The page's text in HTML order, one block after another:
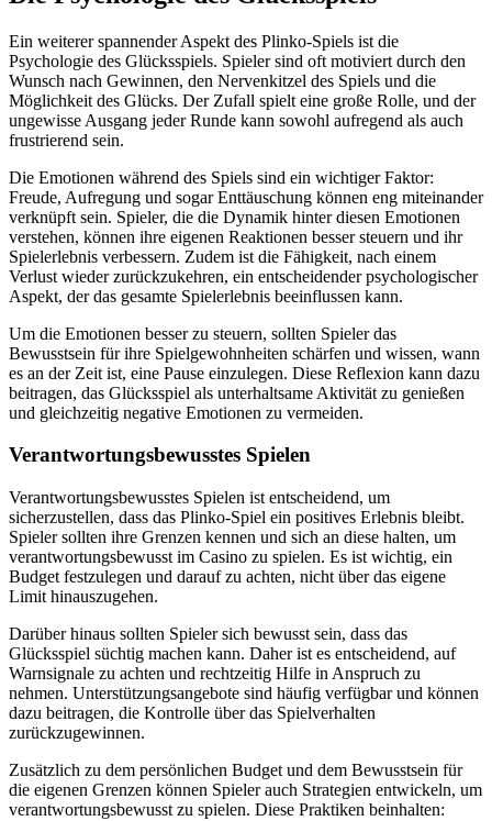
Ein weiterer spannender Aspekt des Plinko-Spiels ist die
Psychologie des Glücksspiels. Spieler sind oft motiviert durch den
Wunsch nach Gewinnen, den Nervenkitzel des Spiels und die
Möglichkeit des Glücks. Der Zufall spielt eine große Rolle, und der
ungewisse Ausgang jeder Runde kann sowohl aufregend als auch
frustrierend sein.
Die Emotionen während des Spiels sind ein wichtiger Faktor:
Freude, Aufregung und sogar Enttäuschung können eng miteinander
verknüpft sein. Spieler, die die Dynamik hinter diesen Emotionen
verstehen, können ihre eigenen Reaktionen besser steuern und ihr
Spielerlebnis verbessern. Zudem ist die Fähigkeit, nach einem
Verlust wieder zurückzukehren, ein entscheidender psychologischer
Aspekt, der das gesamte Spielerlebnis beeinflussen kann.
Um die Emotionen besser zu steuern, sollten Spieler das
Bewusstsein für ihre Spielgewohnheiten schärfen und wissen, wann
es an der Zeit ist, eine Pause einzulegen. Diese Reflexion kann dazu
beitragen, das Glücksspiel als unterhaltsame Aktivität zu genießen
und gleichzeitig negative Emotionen zu vermeiden.
Verantwortungsbewusstes Spielen
Verantwortungsbewusstes Spielen ist entscheidend, um
sicherzustellen, dass das Plinko-Spiel ein positives Erlebnis bleibt.
Spieler sollten ihre Grenzen kennen und sich an diese halten, um
verantwortungsbewusst im Casino zu spielen. Es ist wichtig, ein
Budget festzulegen und darauf zu achten, nicht über das eigene
Limit hinauszugehen.
Darüber hinaus sollten Spieler sich bewusst sein, dass das
Glücksspiel süchtig machen kann. Daher ist es entscheidend, auf
Warnsignale zu achten und rechtzeitig Hilfe in Anspruch zu
nehmen. Unterstützungsangebote sind häufig verfügbar und können
dazu beitragen, die Kontrolle über das Spielverhalten
zurückzugewinnen.
Zusätzlich zu dem persönlichen Budget und dem Bewusstsein für
die eigenen Grenzen können Spieler auch Strategien entwickeln, um
verantwortungsbewusst zu spielen. Diese Praktiken beinhalten: